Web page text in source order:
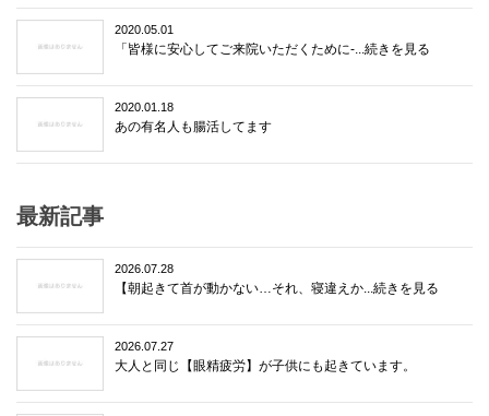
2020.05.01
「皆様に安心してご来院いただくために-...続きを見る
2020.01.18
あの有名人も腸活してます
最新記事
2026.07.28
【朝起きて首が動かない…それ、寝違えか...続きを見る
2026.07.27
大人と同じ【眼精疲労】が子供にも起きています。